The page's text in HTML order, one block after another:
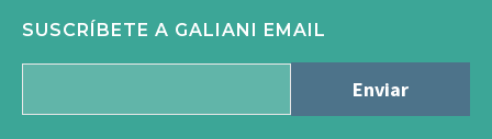
SUSCRÍBETE A GALIANI EMAIL